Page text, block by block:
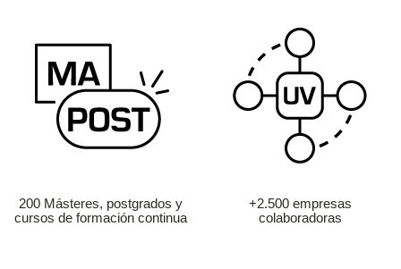
200 Másteres, postgrados y
cursos de formación continua
+2.500 empresas
colaboradoras